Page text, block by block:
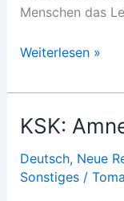
Menschen das
Hunger
Weiterlesen »
KSK:
Deutsch, Neue
Sonstiges/